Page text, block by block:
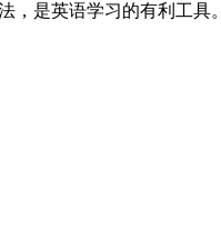
，是英语学习的有利工具。